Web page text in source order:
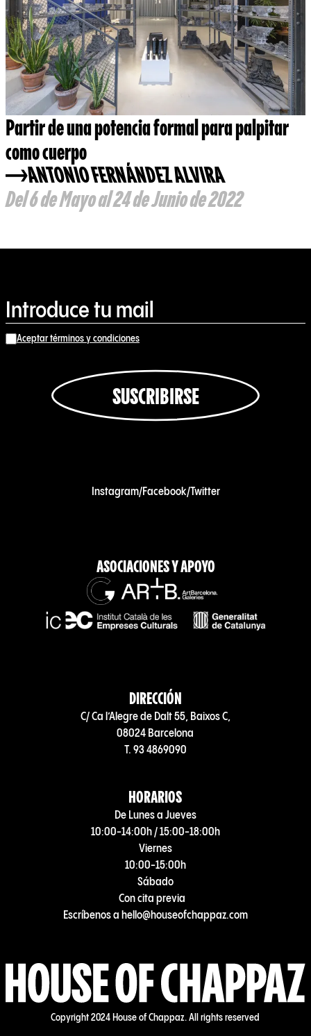
Partir de una potencia formal para palpitar
como cuerpo
ANTONIO FERNÁNDEZ ALVIRA
Del 6 de Mayo al 24 de Junio de 2022
Aceptar términos y condiciones
SUSCRIBIRSE
Instagram/Facebook/Twitter
ASOCIACIONES Y APOYO
DIRECCIÓN
C/ Ca l’Alegre de Dalt 55, Baixos C,
08024 Barcelona
T. 93 4869090
HORARIOS
De Lunes a Jueves
10:00-14:00h / 15:00-18:00h
Viernes
10:00-15:00h
Sábado
Con cita previa
Escríbenos a hello@houseofchappaz.com
Copyright 2024 House of Chappaz. All rights reserved